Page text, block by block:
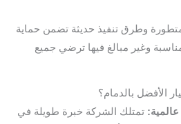
وطرق تنفيذ حديثة تضمن حماية
وغير مبالغ فيها ترضي جميع
الأفضل بالدمام؟
تمتلك الشركة خبرة طويلة في